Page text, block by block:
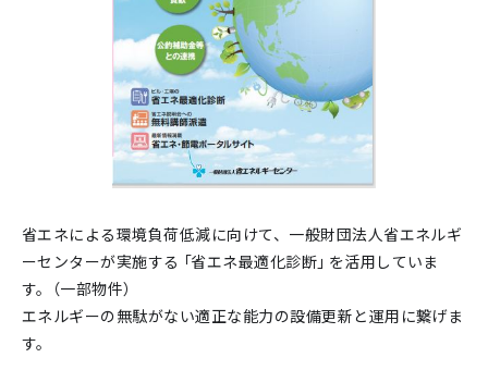
省エネによる環境負荷低減に向けて、一般財団法人省エネルギ
ーセンターが実施する「省エネ最適化診断」を活用していま
す。（一部物件）
エネルギーの無駄がない適正な能力の設備更新と運用に繋げま
す。